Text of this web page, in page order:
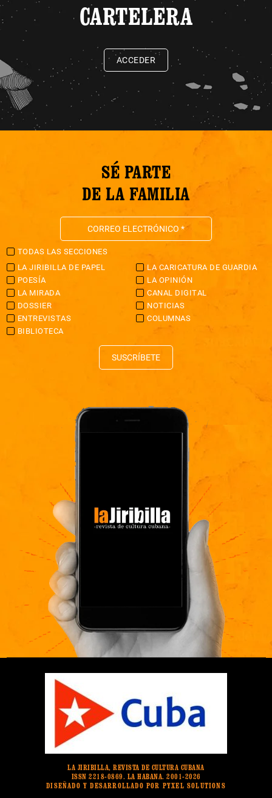
CARTELERA
ACCEDER
SÉ PARTE
DE LA FAMILIA
TODAS LAS SECCIONES
LA JIRIBILLA DE PAPEL
LA CARICATURA DE GUARDIA
POESÍA
LA OPINIÓN
LA MIRADA
CANAL DIGITAL
DOSSIER
NOTICIAS
ENTREVISTAS
COLUMNAS
BIBLIOTECA
SUSCRÍBETE
LA JIRIBILLA, REVISTA DE CULTURA CUBANA
ISSN 2218-0869. LA HABANA. 2001-2026
DISEÑADO Y DESARROLLADO POR PYXEL SOLUTIONS